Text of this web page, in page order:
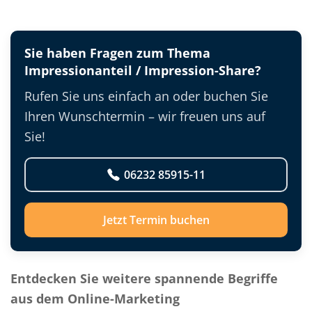
Sie haben Fragen zum Thema
Impressionanteil / Impression-Share?
Rufen Sie uns einfach an oder buchen Sie
Ihren Wunschtermin – wir freuen uns auf
Sie!
06232 85915-11
Jetzt Termin buchen
Entdecken Sie weitere spannende Begriffe
aus dem Online-Marketing